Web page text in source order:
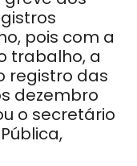
pois com a
trabalho, a
registro das
dezembro
o secretário